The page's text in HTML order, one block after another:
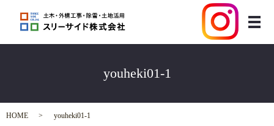
メ
youheki01-1
HOME youheki01-1